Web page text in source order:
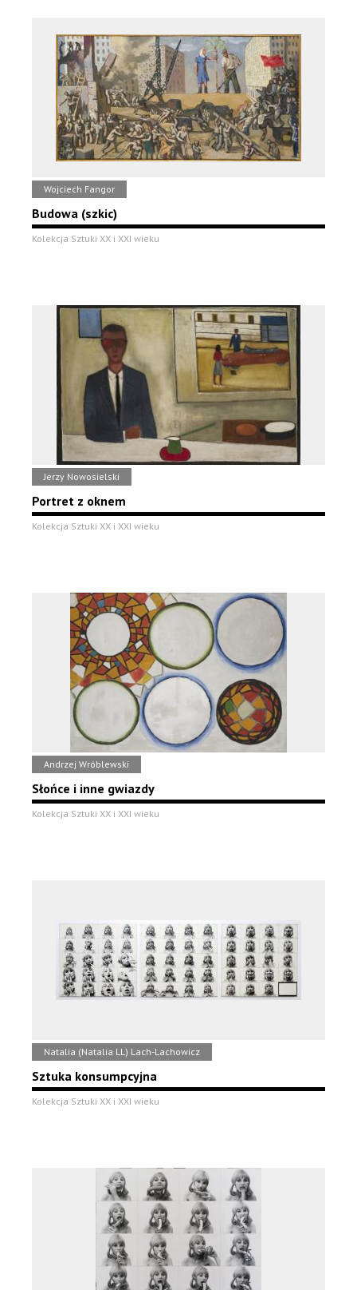
Wojciech Fangor
Budowa (szkic)
Kolekcja Sztuki XX i XXI wieku
Jerzy Nowosielski
Portret z oknem
Kolekcja Sztuki XX i XXI wieku
Andrzej Wróblewski
Słońce i inne gwiazdy
Kolekcja Sztuki XX i XXI wieku
Natalia (Natalia LL) Lach-Lachowicz
Sztuka konsumpcyjna
Kolekcja Sztuki XX i XXI wieku